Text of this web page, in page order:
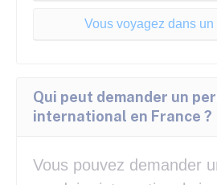
Vous voyagez dans un
Qui peut demander un
international en France ?
Vous pouvez demander